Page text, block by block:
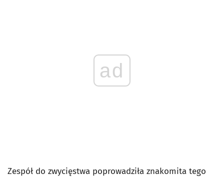
ad
Zespół do zwycięstwa poprowadziła znakomita tego